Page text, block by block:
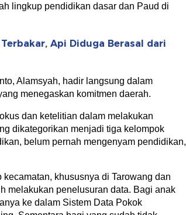
lingkup pendidikan dasar dan Paud di
Api Diduga Berasal dari
Alamsyah, hadir langsung dalam
menegaskan komitmen daerah.
dan ketelitian dalam melakukan
dikategorikan menjadi tiga kelompok
belum pernah mengenyam pendidikan,
khususnya di Tarowang dan
melakukan penelusuran data. Bagi anak
ke dalam Sistem Data Pokok